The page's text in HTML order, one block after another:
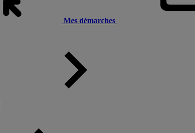
Mes démarches